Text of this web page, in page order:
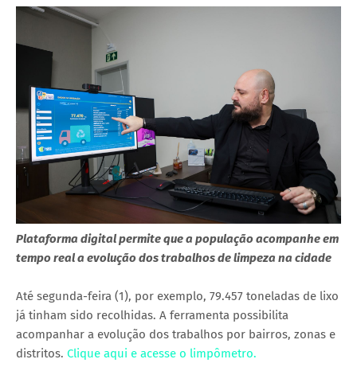
Plataforma digital permite que a população acompanhe em
tempo real a evolução dos trabalhos de limpeza na cidade
Até segunda-feira (1), por exemplo, 79.457 toneladas de lixo
já tinham sido recolhidas. A ferramenta possibilita
acompanhar a evolução dos trabalhos por bairros, zonas e
distritos. Clique aqui e acesse o limpômetro.